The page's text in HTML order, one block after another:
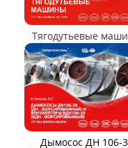
Вентилятор ВОТ
Вентилятор В06-
Вентилятор В1,0-